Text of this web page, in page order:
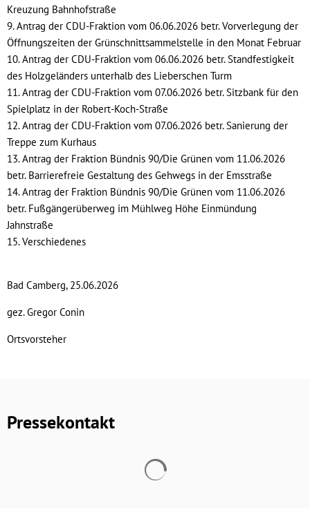
Kreuzung Bahnhofstraße
9. Antrag der CDU-Fraktion vom 06.06.2026 betr. Vorverlegung der
Öffnungszeiten der Grünschnittsammelstelle in den Monat Februar
10. Antrag der CDU-Fraktion vom 06.06.2026 betr. Standfestigkeit
des Holzgeländers unterhalb des Lieberschen Turm
11. Antrag der CDU-Fraktion vom 07.06.2026 betr. Sitzbank für den
Spielplatz in der Robert-Koch-Straße
12. Antrag der CDU-Fraktion vom 07.06.2026 betr. Sanierung der
Treppe zum Kurhaus
13. Antrag der Fraktion Bündnis 90/Die Grünen vom 11.06.2026
betr. Barrierefreie Gestaltung des Gehwegs in der Emsstraße
14. Antrag der Fraktion Bündnis 90/Die Grünen vom 11.06.2026
betr. Fußgängerüberweg im Mühlweg Höhe Einmündung
Jahnstraße
15. Verschiedenes
Bad Camberg, 25.06.2026
gez. Gregor Conin
Ortsvorsteher
Pressekontakt